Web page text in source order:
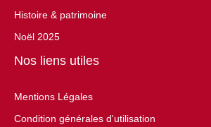
Histoire & patrimoine
Noël 2025
Nos liens utiles
Mentions Légales
Condition générales d'utilisation